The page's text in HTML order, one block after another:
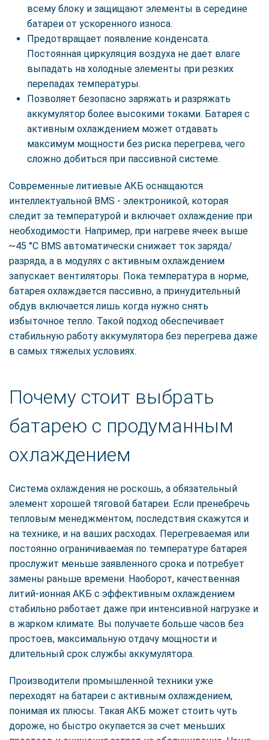
всему блоку и защищают элементы в середине
батареи от ускоренного износа.
Предотвращает появление конденсата.
Постоянная циркуляция воздуха не дает влаге
выпадать на холодные элементы при резких
перепадах температуры.
Позволяет безопасно заряжать и разряжать
аккумулятор более высокими токами. Батарея с
активным охлаждением может отдавать
максимум мощности без риска перегрева, чего
сложно добиться при пассивной системе.
Современные литиевые АКБ оснащаются
интеллектуальной BMS - электроникой, которая
следит за температурой и включает охлаждение при
необходимости. Например, при нагреве ячеек выше
~45 °C BMS автоматически снижает ток заряда/
разряда, а в модулях с активным охлаждением
запускает вентиляторы. Пока температура в норме,
батарея охлаждается пассивно, а принудительный
обдув включается лишь когда нужно снять
избыточное тепло. Такой подход обеспечивает
стабильную работу аккумулятора без перегрева даже
в самых тяжелых условиях.
Почему стоит выбрать
батарею с продуманным
охлаждением
Система охлаждения не роскошь, а обязательный
элемент хорошей тяговой батареи. Если пренебречь
тепловым менеджментом, последствия скажутся и
на технике, и на ваших расходах. Перегреваемая или
постоянно ограничиваемая по температуре батарея
прослужит меньше заявленного срока и потребует
замены раньше времени. Наоборот, качественная
литий-ионная АКБ с эффективным охлаждением
стабильно работает даже при интенсивной нагрузке и
в жарком климате. Вы получаете больше часов без
простоев, максимальную отдачу мощности и
длительный срок службы аккумулятора.
Производители промышленной техники уже
переходят на батареи с активным охлаждением,
понимая их плюсы. Такая АКБ может стоить чуть
дороже, но быстро окупается за счет меньших